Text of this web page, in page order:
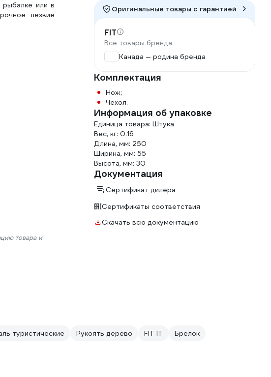
или в
лезвие
товара и
Оригинальные товары c гарантией
FIT
Все товары бренда
Канада — родина бренда
Комплектация
Нож;
Чехол.
Информация об упаковке
Единица товара: Штука
Вес, кг: 0.16
Длина, мм: 250
Ширина, мм: 55
Высота, мм: 30
Документация
Сертификат дилера
Сертификаты соответствия
Скачать всю документацию
туристические Рукоять дерево FIT IT
Брелок